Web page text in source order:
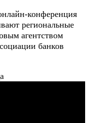
конференция
региональные
агентством
банков